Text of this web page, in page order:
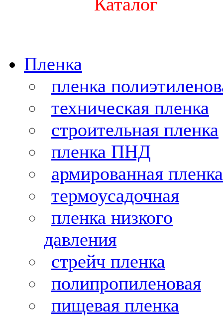
Пленка
пленка
техническая пленка
строительная пленка
пленка ПНД
армированная пленка
термоусадочная
пленка низкого
давления
стрейч пленка
полипропиленовая
пищевая пленка